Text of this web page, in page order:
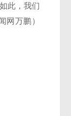
此，我们
网万鹏）